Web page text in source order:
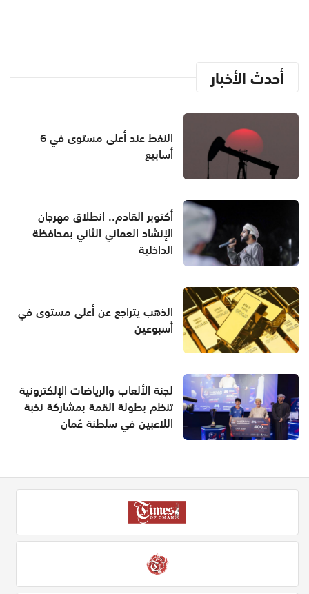
أحدث الأخبار
النفط عند أعلى مستوى في 6
أسابيع
أكتوبر القادم.. انطلاق مهرجان
الإنشاد العماني الثاني بمحافظة
الداخلية
الذهب يتراجع عن أعلى مستوى في
أسبوعين
لجنة الألعاب والرياضات الإلكترونية
تنظم بطولة القمة بمشاركة نخبة
اللاعبين في سلطنة عُمان